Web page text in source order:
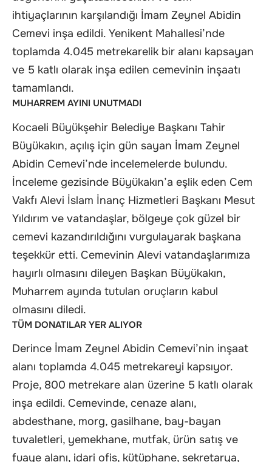
ihtiyaçlarının karşılandığı İmam Zeynel Abidin
Cemevi inşa edildi. Yenikent Mahallesi’nde
toplamda 4.045 metrekarelik bir alanı kapsayan
ve 5 katlı olarak inşa edilen cemevinin inşaatı
tamamlandı.
MUHARREM AYINI UNUTMADI
Kocaeli Büyükşehir Belediye Başkanı Tahir
Büyükakın, açılış için gün sayan İmam Zeynel
Abidin Cemevi’nde incelemelerde bulundu.
İnceleme gezisinde Büyükakın’a eşlik eden Cem
Vakfı Alevi İslam İnanç Hizmetleri Başkanı Mesut
Yıldırım ve vatandaşlar, bölgeye çok güzel bir
cemevi kazandırıldığını vurgulayarak başkana
teşekkür etti. Cemevinin Alevi vatandaşlarımıza
hayırlı olmasını dileyen Başkan Büyükakın,
Muharrem ayında tutulan oruçların kabul
olmasını diledi.
TÜM DONATILAR YER ALIYOR
Derince İmam Zeynel Abidin Cemevi’nin inşaat
alanı toplamda 4.045 metrekareyi kapsıyor.
Proje, 800 metrekare alan üzerine 5 katlı olarak
inşa edildi. Cemevinde, cenaze alanı,
abdesthane, morg, gasilhane, bay-bayan
tuvaletleri, yemekhane, mutfak, ürün satış ve
fuaye alanı, idari ofis, kütüphane, sekretarya,